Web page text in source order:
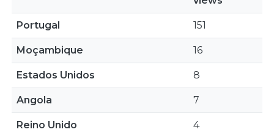
Portugal 151
Moçambique 16
Estados Unidos 8
Angola 7
Reino Unido 4